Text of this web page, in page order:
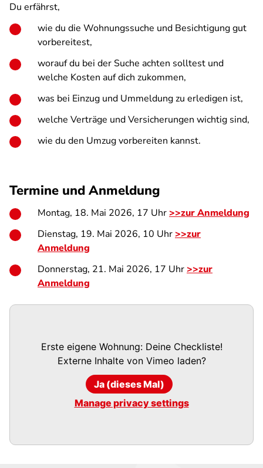
Du erfährst,
wie du die Wohnungssuche und Besichtigung gut
vorbereitest,
worauf du bei der Suche achten solltest und
welche Kosten auf dich zukommen,
was bei Einzug und Ummeldung zu erledigen ist,
welche Verträge und Versicherungen wichtig sind,
wie du den Umzug vorbereiten kannst.
Termine und Anmeldung
Montag, 18. Mai 2026, 17 Uhr>>zur Anmeldung
Dienstag, 19. Mai 2026, 10 Uhr>>zur
Anmeldung
Donnerstag, 21. Mai 2026, 17 Uhr>>zur
Anmeldung
Erste eigene Wohnung: Deine Checkliste!
Externe Inhalte von Vimeo laden?
Ja (dieses Mal)
Manage privacy settings